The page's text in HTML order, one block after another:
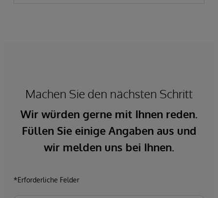
Machen Sie den nächsten Schritt
Wir würden gerne mit Ihnen reden.
Füllen Sie einige Angaben aus und
wir melden uns bei Ihnen.
*Erforderliche Felder